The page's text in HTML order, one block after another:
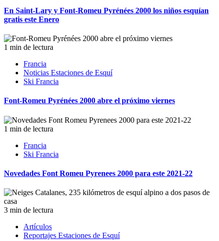
En Saint-Lary y Font-Romeu Pyrénées 2000 los niños esquían
gratis este Enero
1 min de lectura
Francia
Noticias Estaciones de Esquí
Ski Francia
Font-Romeu Pyrénées 2000 abre el próximo viernes
1 min de lectura
Francia
Ski Francia
Novedades Font Romeu Pyrenees 2000 para este 2021-22
3 min de lectura
Artículos
Reportajes Estaciones de Esquí